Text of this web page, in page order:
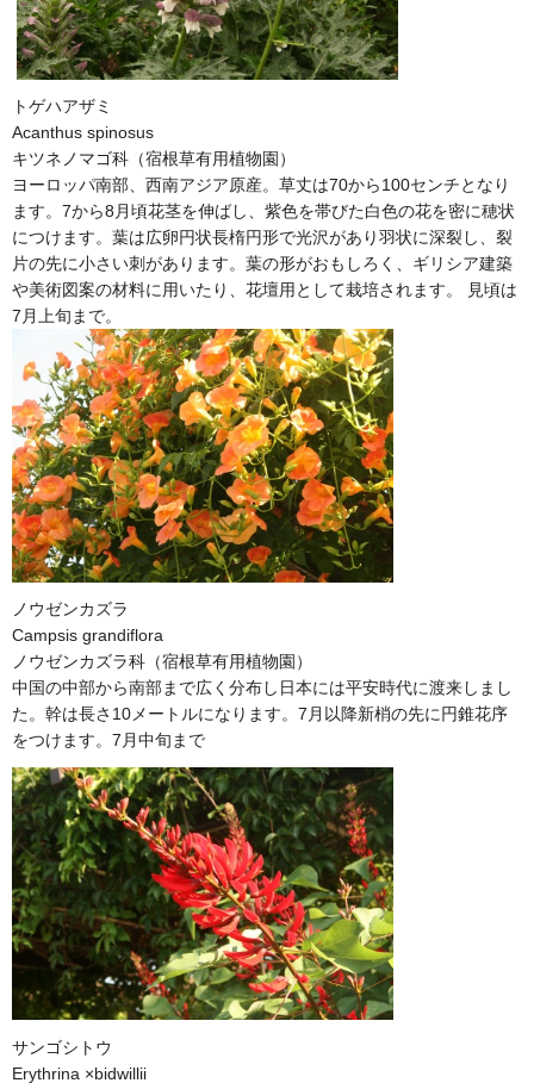
トゲハアザミ
Acanthus spinosus
キツネノマゴ科（宿根草有用植物園）
ヨーロッパ南部、西南アジア原産。草丈は70から100センチとなり
ます。7から8月頃花茎を伸ばし、紫色を帯びた白色の花を密に穂状
につけます。葉は広卵円状長楕円形で光沢があり羽状に深裂し、裂
片の先に小さい刺があります。葉の形がおもしろく、ギリシア建築
や美術図案の材料に用いたり、花壇用として栽培されます。 見頃は
7月上旬まで。
ノウゼンカズラ
Campsis grandiflora
ノウゼンカズラ科（宿根草有用植物園）
中国の中部から南部まで広く分布し日本には平安時代に渡来しまし
た。幹は長さ10メートルになります。7月以降新梢の先に円錐花序
をつけます。7月中旬まで
サンゴシトウ
Erythrina ×bidwillii